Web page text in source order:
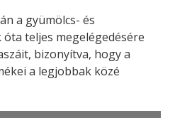
a gyümölcs- és
teljes megelégedésére
bizonyítva, hogy a
a legjobbak közé